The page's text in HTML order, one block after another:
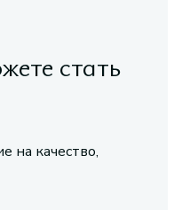
стать
на качество,